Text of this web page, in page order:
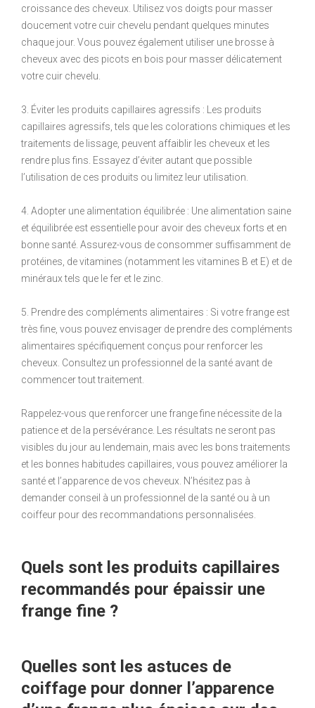
croissance des cheveux. Utilisez vos doigts pour masser
doucement votre cuir chevelu pendant quelques minutes
chaque jour. Vous pouvez également utiliser une brosse à
cheveux avec des picots en bois pour masser délicatement
votre cuir chevelu.
3. Éviter les produits capillaires agressifs : Les produits
capillaires agressifs, tels que les colorations chimiques et les
traitements de lissage, peuvent affaiblir les cheveux et les
rendre plus fins. Essayez d’éviter autant que possible
l’utilisation de ces produits ou limitez leur utilisation.
4. Adopter une alimentation équilibrée : Une alimentation saine
et équilibrée est essentielle pour avoir des cheveux forts et en
bonne santé. Assurez-vous de consommer suffisamment de
protéines, de vitamines (notamment les vitamines B et E) et de
minéraux tels que le fer et le zinc.
5. Prendre des compléments alimentaires : Si votre frange est
très fine, vous pouvez envisager de prendre des compléments
alimentaires spécifiquement conçus pour renforcer les
cheveux. Consultez un professionnel de la santé avant de
commencer tout traitement.
Rappelez-vous que renforcer une frange fine nécessite de la
patience et de la persévérance. Les résultats ne seront pas
visibles du jour au lendemain, mais avec les bons traitements
et les bonnes habitudes capillaires, vous pouvez améliorer la
santé et l’apparence de vos cheveux. N’hésitez pas à
demander conseil à un professionnel de la santé ou à un
coiffeur pour des recommandations personnalisées.
Quels sont les produits capillaires
recommandés pour épaissir une
frange fine ?
Quelles sont les astuces de
coiffage pour donner l’apparence